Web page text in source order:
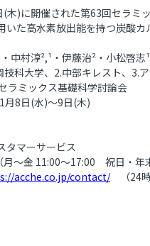
木)に開催された第63回セラミ
いた高水素放出能を持つ炭酸カ
・中村淳²,¹ ・伊藤治² ・小松啓志¹
2.中部キレスト、3.アッ
ミックス基礎科学討論会
日(水)～9日(木)
マーサービス
～金 11:00～17:00 祝日・年末
acche.co.jp/contact/（24時